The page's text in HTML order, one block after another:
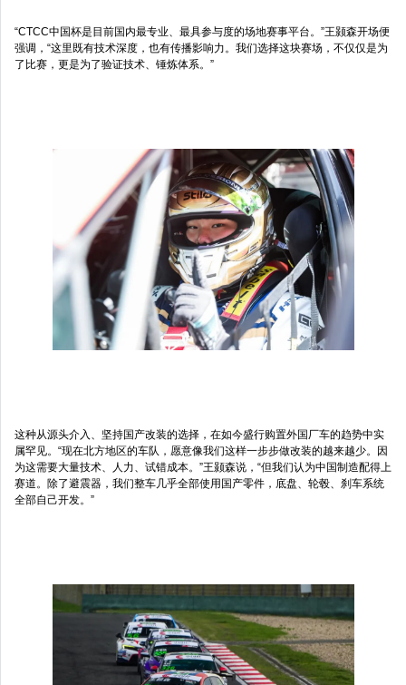
“CTCC中国杯是目前国内最专业、最具参与度的场地赛事平台。”王颢森开场便
强调，“这里既有技术深度，也有传播影响力。我们选择这块赛场，不仅仅是为
了比赛，更是为了验证技术、锤炼体系。”
这种从源头介入、坚持国产改装的选择，在如今盛行购置外国厂车的趋势中实
属罕见。“现在北方地区的车队，愿意像我们这样一步步做改装的越来越少。因
为这需要大量技术、人力、试错成本。”王颢森说，“但我们认为中国制造配得上
赛道。除了避震器，我们整车几乎全部使用国产零件，底盘、轮毂、刹车系统
全部自己开发。”